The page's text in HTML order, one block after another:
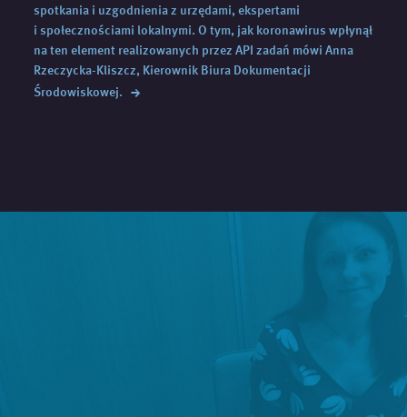
spotkania i uzgodnienia z urzędami, ekspertami
i społecznościami lokalnymi. O tym, jak koronawirus wpłynął
na ten element realizowanych przez API zadań mówi Anna
Rzeczycka-Kliszcz, Kierownik Biura Dokumentacji
Środowiskowej. →